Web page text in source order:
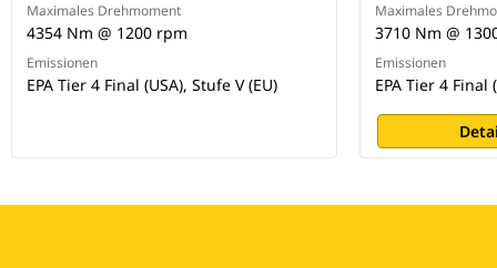
Maximales Drehmoment
4354 Nm @ 1200 rpm
Emissionen
EPA Tier 4 Final (USA), Stufe V (EU)
Maximales
3710 Nm @
Emissionen
EPA Tier 4 Final